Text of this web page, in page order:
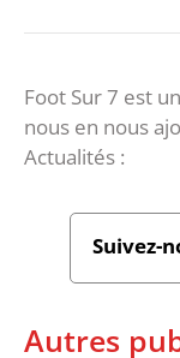
Foot Sur 7 est
nous en nous
Actualités :
Suivez-
Autres